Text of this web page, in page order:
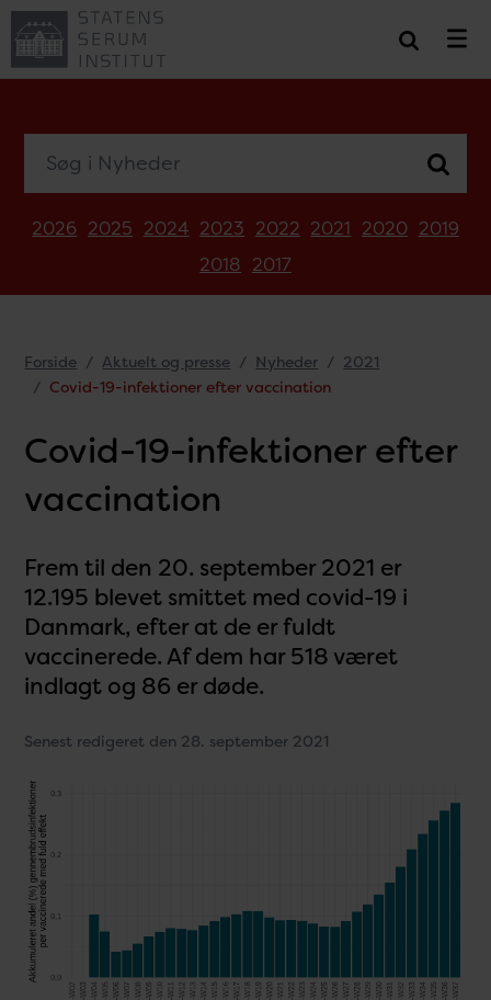
2026 2025 2024 2023 2022 2021 2020 2019
2018 2017
Forside Aktuelt og presse Nyheder
2021
Covid-19-infektioner efter vaccination
Covid-19-infektioner efter
vaccination
Frem til den 20. september 2021 er
12.195 blevet smittet med covid-19 i
Danmark, efter at de er fuldt
vaccinerede. Af dem har 518 været
indlagt og 86 er døde.
Senest redigeret den 28. september 2021